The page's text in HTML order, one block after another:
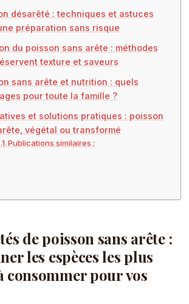
désarêté : techniques et astuces
préparation sans risque
du poisson sans arête : méthodes
texture et saveurs
sans arête et nutrition : quels
pour toute la famille ?
et solutions pratiques : poisson
végétal ou transformé
Publications similaires :
de poisson sans arête :
les espèces les plus
consommer pour vos